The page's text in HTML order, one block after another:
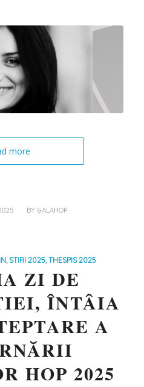
more
BY GALAHOP
, STIRI 2025, THESPIS 2025
ZI DE
ÎNTÂIA
A
HOP 2025